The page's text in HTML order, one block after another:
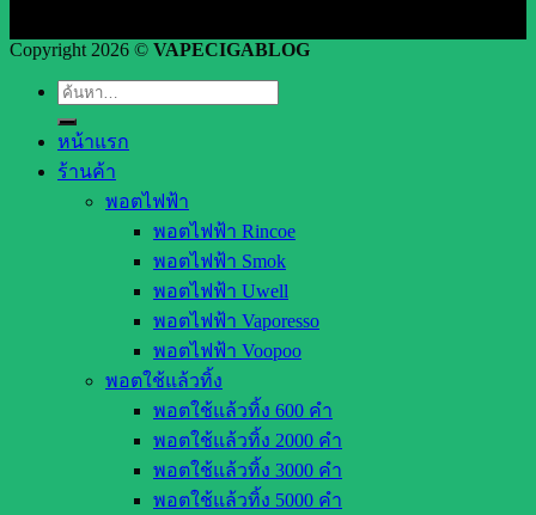
Copyright 2026 © VAPECIGABLOG
ค้นหา:
หน้าแรก
ร้านค้า
พอตไฟฟ้า
พอตไฟฟ้า Rincoe
พอตไฟฟ้า Smok
พอตไฟฟ้า Uwell
พอตไฟฟ้า Vaporesso
พอตไฟฟ้า Voopoo
พอตใช้แล้วทิ้ง
พอตใช้แล้วทิ้ง 600 คำ
พอตใช้แล้วทิ้ง 2000 คำ
พอตใช้แล้วทิ้ง 3000 คำ
พอตใช้แล้วทิ้ง 5000 คำ